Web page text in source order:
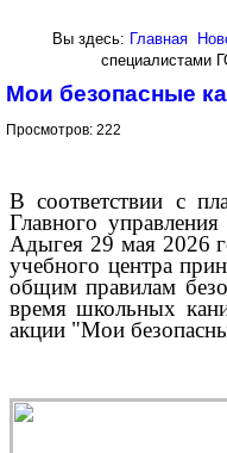
Вы здесь: Главная
специалистами
Мои безопасные
Просмотров: 222
В соответствии с
Главного
Адыгея 29 мая 2026
учебного центра
общим правилам
время школьных
акции "Мои